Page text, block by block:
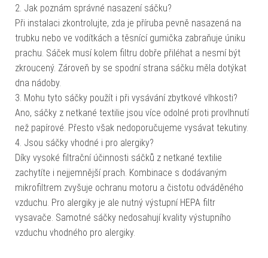
2. Jak poznám správné nasazení sáčku?
Při instalaci zkontrolujte, zda je příruba pevně nasazená na
trubku nebo ve vodítkách a těsnící gumička zabraňuje úniku
prachu. Sáček musí kolem filtru dobře přiléhat a nesmí být
zkroucený. Zároveň by se spodní strana sáčku měla dotýkat
dna nádoby.
3. Mohu tyto sáčky použít i při vysávání zbytkové vlhkosti?
Ano, sáčky z netkané textilie jsou více odolné proti provlhnutí
než papírové. Přesto však nedoporučujeme vysávat tekutiny.
4. Jsou sáčky vhodné i pro alergiky?
Díky vysoké filtrační účinnosti sáčků z netkané textilie
zachytíte i nejjemnější prach. Kombinace s dodávaným
mikrofiltrem zvyšuje ochranu motoru a čistotu odváděného
vzduchu. Pro alergiky je ale nutný výstupní HEPA filtr
vysavače. Samotné sáčky nedosahují kvality výstupního
vzduchu vhodného pro alergiky.